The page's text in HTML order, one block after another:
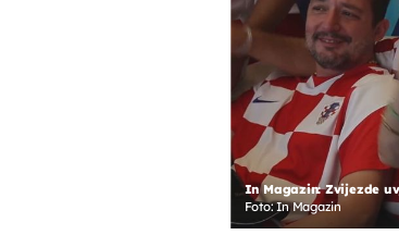
In Magazin: Zvijezde
Foto: In Magazin